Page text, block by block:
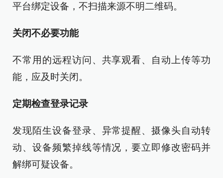
平台绑定设备，不扫描来源不明二维码。
关闭不必要功能
不常用的远程访问、共享观看、自动上传等功
能，应及时关闭。
定期检查登录记录
发现陌生设备登录、异常提醒、摄像头自动转
动、设备频繁掉线等情况，要立即修改密码并
解绑可疑设备。